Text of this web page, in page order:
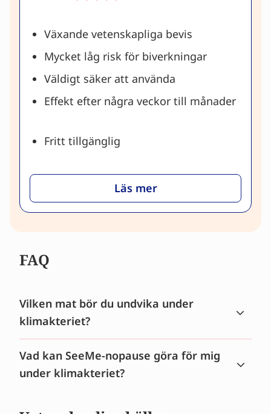
Växande vetenskapliga bevis
Mycket låg risk för biverkningar
Väldigt säker att använda
Effekt efter några veckor till månader
Fritt tillgänglig
Läs mer
FAQ
Vilken mat bör du undvika under
klimakteriet?
Vad kan SeeMe-nopause göra för mig
under klimakteriet?